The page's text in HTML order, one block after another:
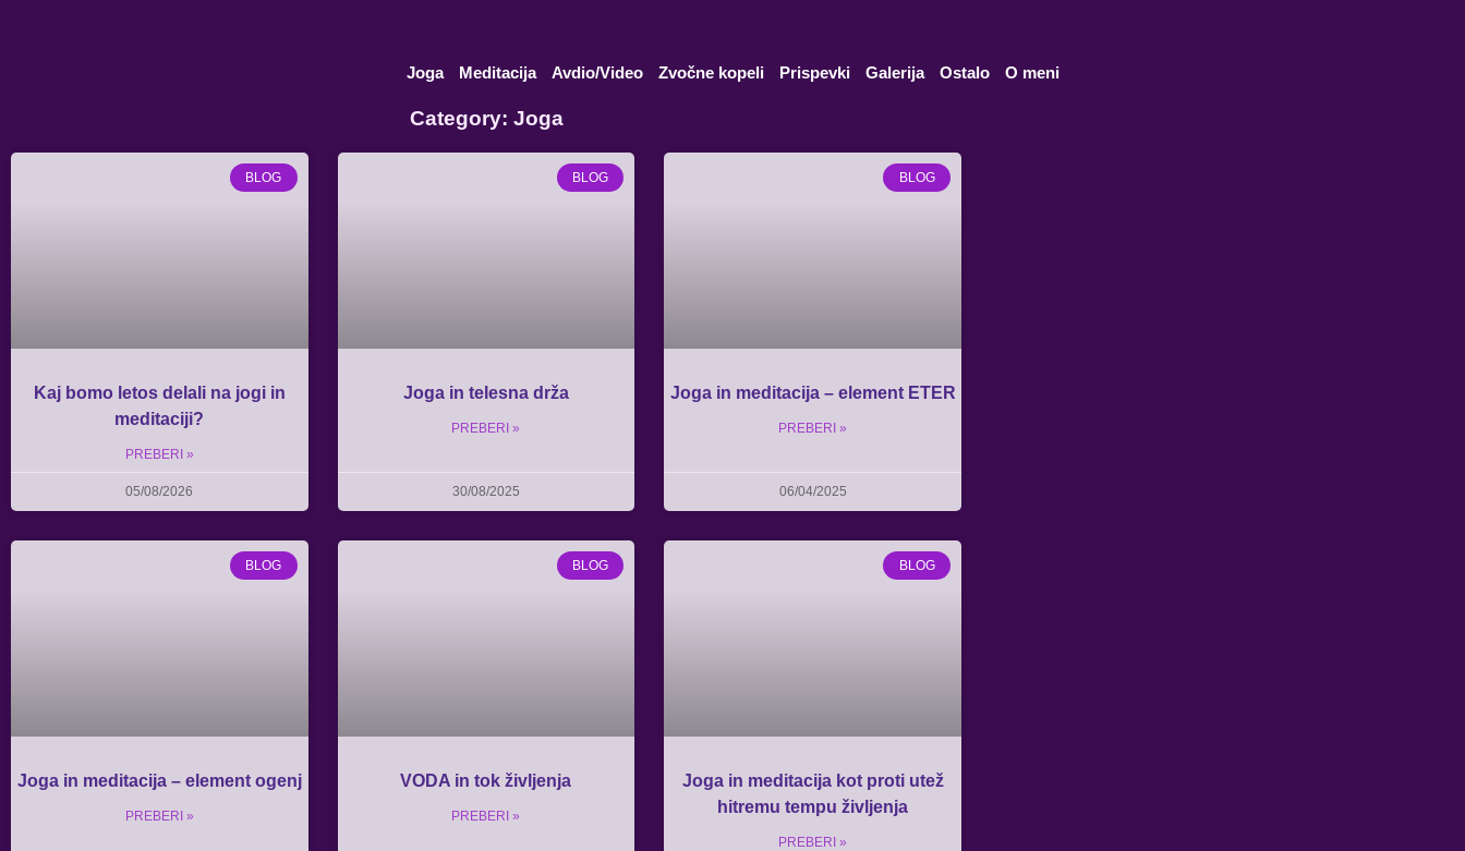
Joga Meditacija Avdio/Video Zvočne kopeli Prispevki Galerija Ostalo O meni
Category: Joga
BLOG
Kaj bomo letos delali na jogi in
meditaciji?
PREBERI »
05/08/2026
BLOG
Joga in telesna drža
PREBERI »
30/08/2025
BLOG
Joga in meditacija – element ETER
PREBERI »
06/04/2025
BLOG
Joga in meditacija – element ogenj
PREBERI »
BLOG
VODA in tok življenja
PREBERI »
BLOG
Joga in meditacija kot proti utež
hitremu tempu življenja
PREBERI »